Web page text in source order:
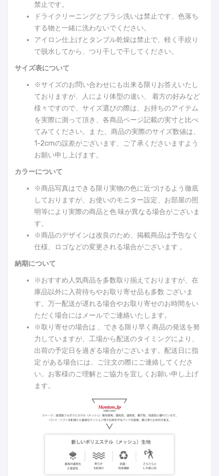
禁止です。
ドライクリーニングとブラシ洗いは禁止です、色落ち
する物と一緒に洗わないでください。
アイロン仕上げとタンブル乾燥は禁止で、軽く手絞り
で脱水してから、つり干しで干してください。
サイズ表について
※サイズのお問い合わせにも出来る限りお答えいたし
ておりますが、人により体型の違い、 着方の好みなど
様々ですので、サイズ選びの際は、お持ちのアイテム
を実際に測って頂き、各商品ページ記載の実寸と比べ
てみてください。ま た、商品の実際のサイズ数値は、
1-2cmの誤差がございます、ご了承くださいますよう
お願い申し上げます。
カラーについて
※商品写真はできる限り実物の色に近づけるよう徹底
しておりますが、お使いのモニター設定、お部屋の照
明等により実際の商品と色 味が異なる場合がございま
す。
※商品のデザインは改良のため、掲載商品は予告なく
仕様、ロゴなどの変更される場合がございます 。
納期について
※おすすめ人気商品を多数取り揃えておりますが、在
庫品以外に入荷待ちやお取り寄せ品も多数 ございま
す。万一配送が遅れる場合やお取り寄せのお時間をい
ただく場合にはメールでご連絡いたします。
※取り寄せの場合は 、できる限り早く商品の発送を努
力していますが、工場から配送のタイミングにより、
出荷の予定日を過ぎる場合がございます。配送日に指
定 がある場合には、ご注文の際にご連絡してくださ
い。お客様のご理解とご協力を宜しくお願い申し上げ
ます。